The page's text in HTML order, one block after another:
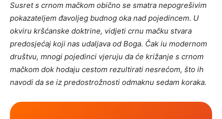
Susret s crnom mačkom obično se smatra nepogrešivim
pokazateljem đavoljeg budnog oka nad pojedincem. U
okviru kršćanske doktrine, vidjeti crnu mačku stvara
predosjećaj koji nas udaljava od Boga. Čak iu modernom
društvu, mnogi pojedinci vjeruju da će križanje s crnom
mačkom dok hodaju cestom rezultirati nesrećom, što ih
navodi da se iz predostrožnosti odmaknu sedam koraka.